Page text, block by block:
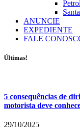
ANUNCIE
EXPEDIENTE
FALE
Últimas!
5 consequências de
motorista deve
29/10/2025